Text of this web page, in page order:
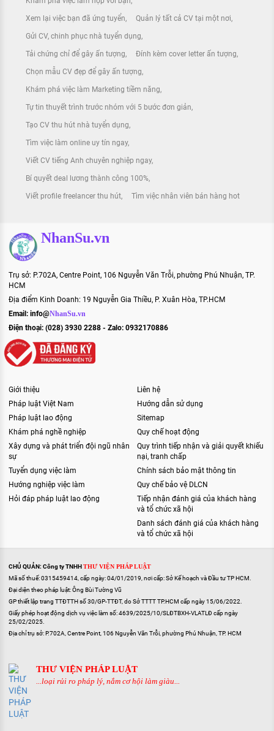
Xem lại việc bạn đã ứng tuyển Quản lý tất cả CV tại một nơi
Gửi CV, chinh phục nhà tuyển dụng
Tải chứng chỉ để gây ấn tượng Đính kèm cover letter ấn tượng
Chọn mẫu CV đẹp để gây ấn tượng
Khám phá việc làm Marketing tiềm năng
Tự tin thuyết trình trước nhóm với 5 bước đơn giản
Tạo CV thu hút nhà tuyển dụng
Tìm việc làm online uy tín ngay
Viết CV tiếng Anh chuyên nghiệp ngay
Bí quyết deal lương thành công 100%
Viết profile freelancer thu hút Tìm việc nhân viên bán hàng hot
NhanSu.vn
Trụ sở: P.702A, Centre Point, 106 Nguyễn Văn Trỗi, phường Phú Nhuận, TP.
HCM
Địa điểm Kinh Doanh: 19 Nguyễn Gia Thiều, P. Xuân Hòa, TP.HCM
Email: info@NhanSu.vn
Điện thoại: (028) 3930 2288 - Zalo: 0932170886
Giới thiệu
Pháp luật Việt Nam
Pháp luật lao động
Khám phá nghề nghiệp
Xây dựng và phát triển đội ngũ nhân
sự
Tuyển dụng việc làm
Hướng nghiệp việc làm
Hỏi đáp pháp luật lao động
Liên hệ
Hướng dẫn sử dụng
Sitemap
Quy chế hoạt động
Quy trình tiếp nhận và giải quyết khiếu
nại, tranh chấp
Chính sách bảo mật thông tin
Quy chế bảo vệ DLCN
Tiếp nhận đánh giá của khách hàng
và tổ chức xã hội
Danh sách đánh giá của khách hàng
và tổ chức xã hội
CHỦ QUẢN: Công ty TNHHTHƯ VIỆN PHÁP LUẬT
Mã số thuế: 0315459414, cấp ngày: 04/01/2019, nơi cấp: Sở Kế hoạch và Đầu tư TP HCM.
Đại diện theo pháp luật: Ông Bùi Tường Vũ
GP thiết lập trang TTĐTTH số 30/GP-TTĐT, do Sở TTTT TP.HCM cấp ngày 15/06/2022.
Giấy phép hoạt động dịch vụ việc làm số: 4639/2025/10/SLĐTBXH-VLATLĐ cấp ngày
25/02/2025.
Địa chỉ trụ sở: P.702A, Centre Point, 106 Nguyễn Văn Trỗi, phường Phú Nhuận, TP. HCM
THƯ VIỆN PHÁP LUẬT
...loại rủi ro pháp lý, nắm cơ hội làm giàu...